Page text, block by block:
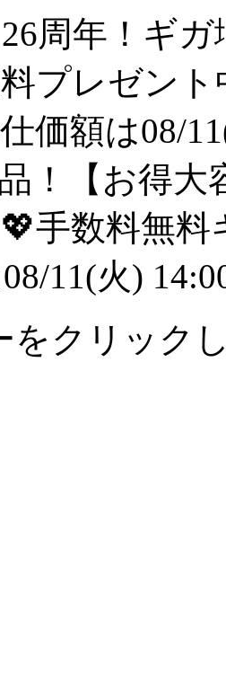
周年！ギ
プレゼン
価額は08/
！【お得
手数料無
11(火)
をクリック